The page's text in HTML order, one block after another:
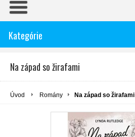
Kategórie
Na západ so žirafami
Úvod Romány Na západ so žirafami